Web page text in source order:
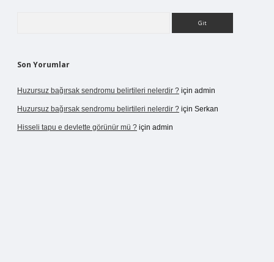
Son Yorumlar
Huzursuz bağırsak sendromu belirtileri nelerdir ? için admin
Huzursuz bağırsak sendromu belirtileri nelerdir ? için Serkan
Hisseli tapu e devlette görünür mü ? için admin